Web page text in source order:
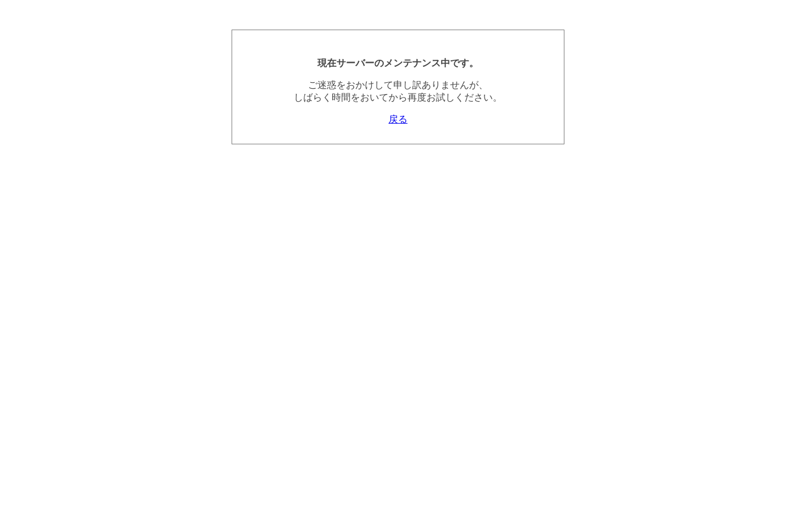
現在サーバーのメンテナンス中です。
ご迷惑をおかけして申し訳ありませんが、
しばらく時間をおいてから再度お試しください。
戻る